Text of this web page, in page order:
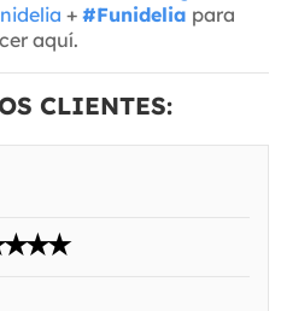
+ #Funidelia para
aquí.
CLIENTES: